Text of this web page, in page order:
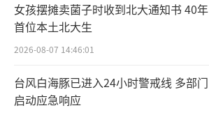
女孩摆摊卖菌子时收到北大通知书 40年
首位本土北大生
2026-08-07 14:46:01
台风白海豚已进入24小时警戒线 多部门
启动应急响应